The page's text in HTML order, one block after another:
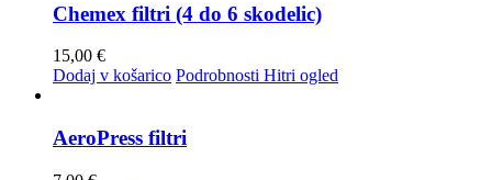
Chemex filtri (4 do 6 skodelic)
15,00 €
Dodaj v košarico Podrobnosti Hitri ogled
AeroPress filtri